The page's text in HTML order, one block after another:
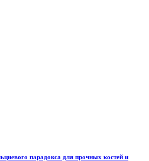
парадокса для прочных костей и